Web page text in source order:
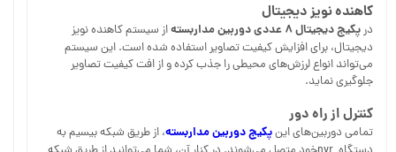
کاهنده نویز دیجیتال
درپکیج دیجیتال ۸ عددی دوربین مداربستهاز سیستم کاهنده نویز
دیجیتال، برای افزایش کیفیت تصاویر استفاده شده است. این سیستم
می‌تواند انواع لرزش‌های محیطی را جذب کرده و از افت کیفیت تصاویر
جلوگیری نماید.
کنترل از راه دور
تمامی دوربین‌های اینپکیج دوربین مداربسته، از طریق شبکه بیسیم به